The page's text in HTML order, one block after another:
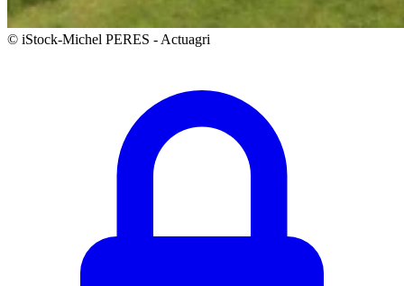
© iStock-Michel PERES - Actuagri